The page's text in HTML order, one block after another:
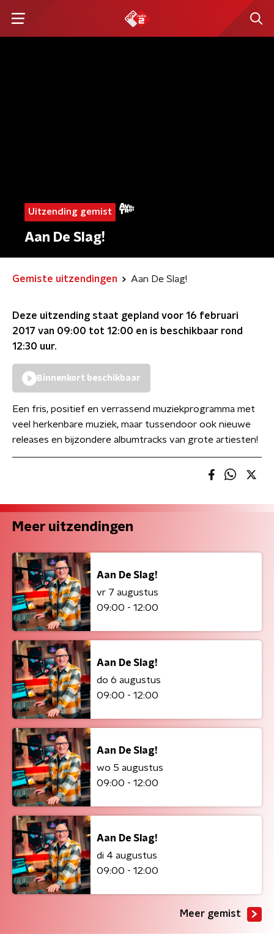
Uitzending gemist
Aan De Slag!
Gemiste uitzendingen Aan De Slag!
Deze uitzending staat gepland voor 16 februari
2017 van 09:00 tot 12:00 en is beschikbaar rond
12:30 uur.
Binnenkort beschikbaar
Een fris, positief en verrassend muziekprogramma met
veel herkenbare muziek, maar tussendoor ook nieuwe
releases en bijzondere albumtracks van grote artiesten!
Meer uitzendingen
Aan De Slag!
vr 7 augustus
09:00 - 12:00
Aan De Slag!
do 6 augustus
09:00 - 12:00
Aan De Slag!
wo 5 augustus
09:00 - 12:00
Aan De Slag!
di 4 augustus
09:00 - 12:00
Meer gemist